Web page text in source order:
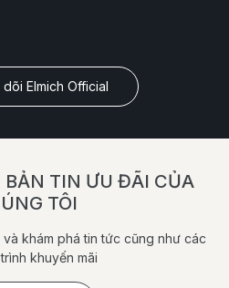
Elmich Official
TIN ƯU ĐÃI CỦA
TÔI
khám phá tin tức cũng như các
khuyến mãi